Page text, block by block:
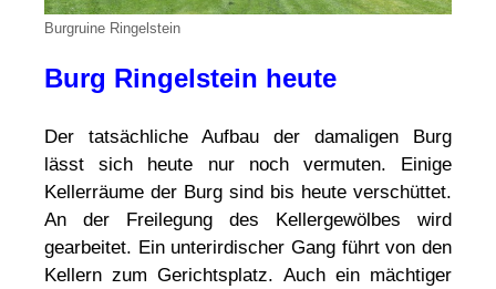
Burgruine Ringelstein
Burg Ringelstein heute
Der tatsächliche Aufbau der damaligen Burg
lässt sich heute nur noch vermuten. Einige
Kellerräume der Burg sind bis heute verschüttet.
An der Freilegung des Kellergewölbes wird
gearbeitet. Ein unterirdischer Gang führt von den
Kellern zum Gerichtsplatz. Auch ein mächtiger